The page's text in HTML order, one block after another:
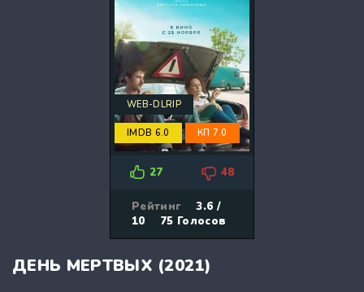
WEB-DLRIP
IMDB 6.0 КП 7.0
27 48
Рейтинг
3.6 /
10
75 Голосов
ДЕНЬ МЕРТВЫХ (2021)